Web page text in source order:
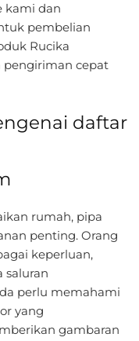
kami dan
pembelian
Rucika
pengiriman cepat
daftar
rumah, pipa
penting. Orang
keperluan,
saluran
perlu memahami
yang
gambaran